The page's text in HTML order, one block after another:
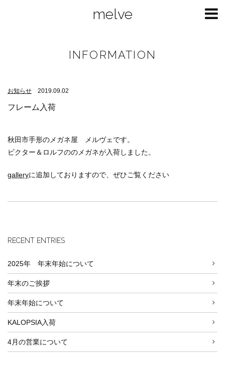
melve
INFORMATION
お知らせ 2019.09.02
フレーム入荷
秋田市手形のメガネ屋 メルヴェです。
ビクター＆ロルフののメガネが入荷しました。
galleryに追加しておりますので、ぜひご覧ください
RECENT ENTRIES
2025年 年末年始について
年末のご挨拶
年末年始について
KALOPSIA入荷
4月の営業について